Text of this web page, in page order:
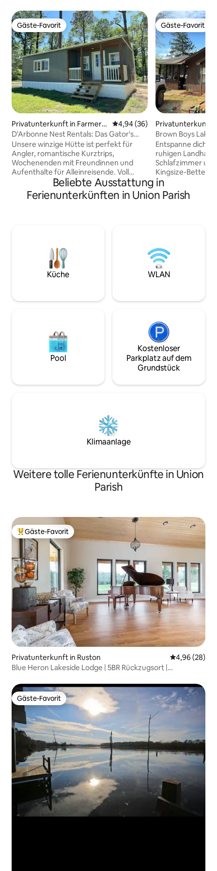
Gäste-Favorit
Gäste-Favorit
Privatunterkunft in Farmervil
le
Durchschnittliche Bewertung:
4,94 (36)
D'Arbonne Nest Rentals: Das Gator's
Nest
Unsere winzige Hütte ist perfekt für
Angler, romantische Kurztrips,
Wochenenden mit Freundinnen und
Aufenthalte für Alleinreisende. Voll
ausgestattete Küche, Queensize-Bett,
kostenloses WLAN, voll ausgestattetes
Badezimmer mit Badewanne, Terrasse
entfernt. Wir stellen unseren Gästen,
die mit dem Boot fahren, auch einen
See-Pass zur Verfügung, damit unsere
Gäste die öffentlichen
Vorabgenehmigung erforderlich,
Schäden entstehen.
Gäste-Favorit
Gäste-Favorit
Privatunterkunft
le
Brown Boys
Entspanne dich
ruhigen Landhaus
Schlafzimmer
Kingsize-Betten,
Doppelbett. Hat
um zu kommen
und deine Zeit
um zu sitzen und
Genieße ein
am See. Das
Creek mit
Kostenloses
Beliebte Ausstattung in
Ferienunterkünften in Union Parish
Küche WLAN
Pool
Kostenloser
Parkplatz auf dem
Grundstück
Klimaanlage
Weitere tolle Ferienunterkünfte in Union
Parish
Beliebter Gäste-Favorit.
Gäste-Favorit
Privatunterkunft in Ruston
4,96 (28)
Blue Heron Lakeside Lodge | 5BR Rückzugsort |
Gäste-Favorit
Gäste-Favorit